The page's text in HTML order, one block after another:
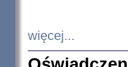
więcej...